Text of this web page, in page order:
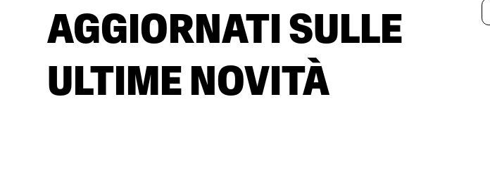
AGGIORNATI SULLE
ULTIME NOVITÀ